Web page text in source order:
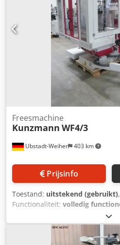
Ubstadt-Weiher 403 km
Freesmachine
Kunzmann WF4/3
Prijsinfo
Toestand: uitstekend (gebruikt)
Functionaliteit: volledig
Gereedschapsfreesmachine
Heidenhain TNC 320
CE-conform!! Crjdpfjv Dut Isx